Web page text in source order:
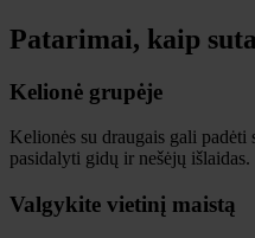
Patarimai, kaip
Kelionė grupėje
Kelionės su draugais gali padėti
pasidalyti gidų ir nešėjų išlaidas.
Valgykite vietinį maistą